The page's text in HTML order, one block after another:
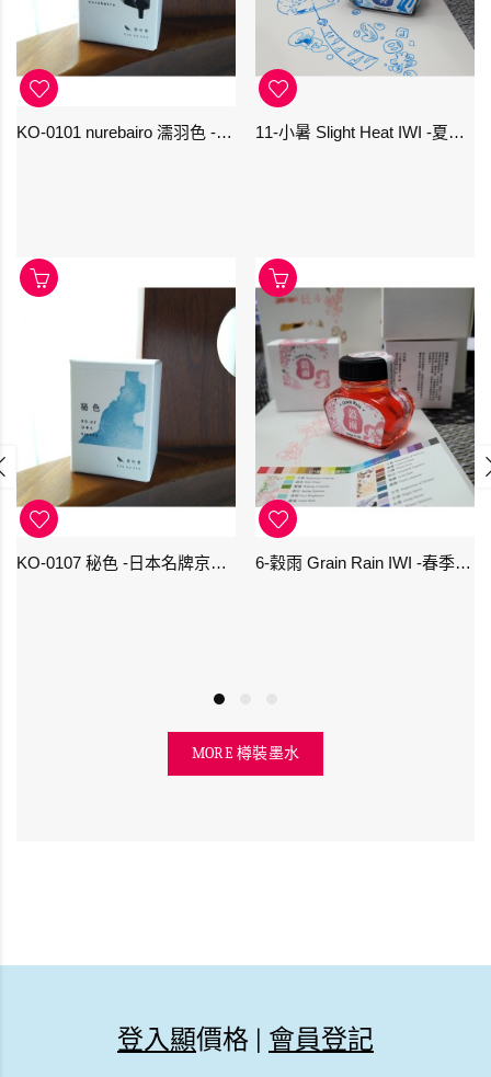
KO-0101 nurebairo 濡羽色 -日本名牌京の音樽裝鋼筆墨水40ml 4573356130012
KO-0107 秘色 -日本名牌京の音樽裝鋼筆墨水 4573356130234 - 40ml
11-小暑 Slight Heat IWI -夏季-24節氣色澤鋼筆墨水
6-穀雨 Grain Rain IWI -春季-24節氣色澤鋼筆墨水
MORE 樽裝墨水
登入顯價格 | 會員登記